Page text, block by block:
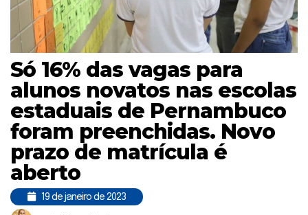
Só 16% das vagas para
alunos novatos nas escolas
estaduais de Pernambuco
foram preenchidas. Novo
prazo de matrícula é
aberto
19 de janeiro de 2023